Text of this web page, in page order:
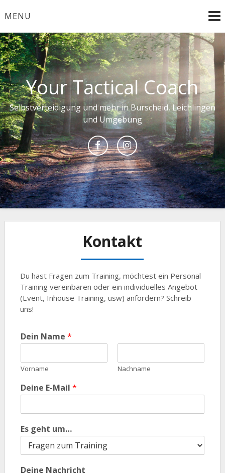
toMENU
Your Tactical Coach
Selbstverteidigung und mehr in Burscheid, Leichlingen
und Umgebung
Kontakt
Du hast Fragen zum Training, möchtest ein Personal
Training vereinbaren oder ein individuelles Angebot
(Event, Inhouse Training, usw) anfordern? Schreib
uns!
Dein Name *
Vorname Nachname
Deine E-Mail *
Es geht um…
Deine Nachricht